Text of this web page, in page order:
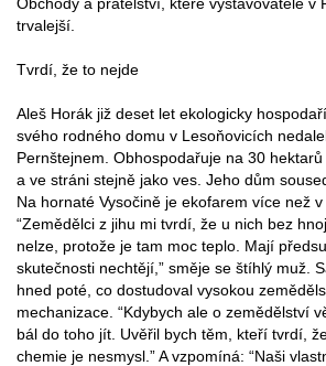
trvalejší.
Tvrdí, že to nejde
Aleš Horák již deset let ekologicky
svého rodného domu v Lesoňovicích
Pernštejnem. Obhospodařuje na 30
a ve stráni stejně jako ves. Jeho dům
Na hornaté Vysočině je ekofarem více než
“Zemědělci z jihu mi tvrdí, že u nich bez
nelze, protože je tam moc teplo. Mají
skutečnosti nechtějí,” směje se štíhlý muž.
hned poté, co dostudoval vysokou
mechanizace. “Kdybych ale o zemědělství
bál do toho jít. Uvěřil bych těm, kteří tvrdí,
chemie je nesmysl.” A vzpomíná: “Naši